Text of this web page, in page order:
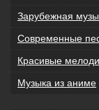
Зарубежная
Современные
Красивые
Музыка из аниме